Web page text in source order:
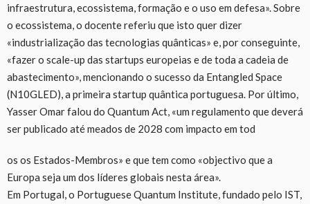
infraestrutura, ecossistema, formação e o uso em defesa». Sobre
o ecossistema, o docente referiu que isto quer dizer
«industrialização das tecnologias quânticas» e, por conseguinte,
«fazer o scale-up das startups europeias e de toda a cadeia de
abastecimento», mencionando o sucesso da Entangled Space
(N10GLED), a primeira startup quântica portuguesa. Por último,
Yasser Omar falou do Quantum Act, «um regulamento que deverá
ser publicado até meados de 2028 com impacto em tod
os os Estados-Membros» e que tem como «objectivo que a
Europa seja um dos líderes globais nesta área».
Em Portugal, o Portuguese Quantum Institute, fundado pelo IST,